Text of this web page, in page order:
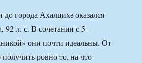
города Ахалцихе оказался
92 л. с. В сочетании с 5-
они почти идеальны. От
ровно то, на что